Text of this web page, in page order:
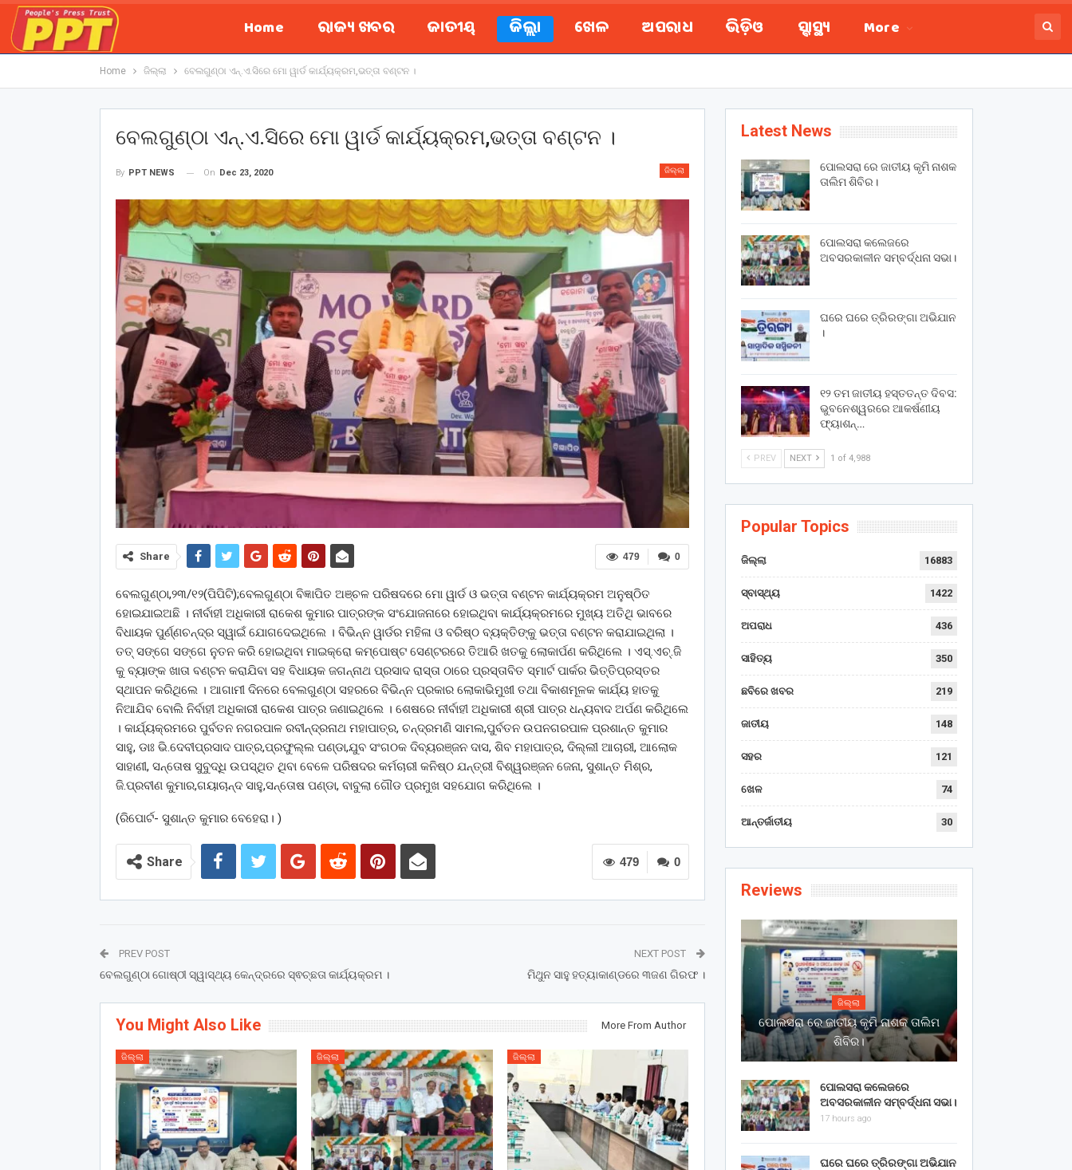
Home ରାଜ୍ୟ ଖବର ଜାତୀୟ ଜିଲ୍ଲା ଖେଳ ଅପରାଧ ଭିଡ଼ିଓ ସ୍ବାସ୍ଥ୍ୟ More
Home ଜିଲ୍ଲା ବେଲଗୁଣ୍ଠା ଏନ୍.ଏ.ସିରେ ମୋ ୱାର୍ଡ କାର୍ଯ୍ୟକ୍ରମ,ଭତ୍ତା ବଣ୍ଟନ ।
ବେଲଗୁଣ୍ଠା ଏନ୍.ଏ.ସିରେ ମୋ ୱାର୍ଡ କାର୍ଯ୍ୟକ୍ରମ,ଭତ୍ତା ବଣ୍ଟନ ।
ଜିଲ୍ଲା
By PPT NEWS On Dec 23, 2020
0
479
Share
ବେଲଗୁଣ୍ଠା,୨୩/୧୨(ପିପିଟି);ବେଲଗୁଣ୍ଠା ବିଜ୍ଞାପିତ ଅଞ୍ଚଳ ପରିଷଦରେ ମୋ ୱାର୍ଡ ଓ ଭତ୍ତା ବଣ୍ଟନ କାର୍ଯ୍ୟକ୍ରମ ଅନୁଷ୍ଠିତ
ହୋଇଯାଇଅଛି । ନୀର୍ବାହୀ ଅଧିକାରୀ ରାକେଶ କୁମାର ପାତ୍ରଙ୍କ ସଂଯୋଜନାରେ ହୋଇଥିବା କାର୍ଯ୍ୟକ୍ରମରେ ମୁଖ୍ୟ ଅତିଥି ଭାବରେ
ବିଧାୟକ ପୁର୍ଣ୍ଣଚନ୍ଦ୍ର ସ୍ୱାଇଁ ଯୋଗଦେଇଥିଲେ । ବିଭିନ୍ନ ୱାର୍ଡର ମହିଳା ଓ ବରିଷ୍ଠ ବ୍ୟକ୍ତିଙ୍କୁ ଭତ୍ତା ବଣ୍ଟନ କରାଯାଇଥିଲା ।
ତତ୍ ସଙ୍ଗେ ସଙ୍ଗେ ନୁତନ କରି ହୋଇଥିବା ମାଇକ୍ରୋ କମ୍ପୋଷ୍ଟ ସେଣ୍ଟରରେ ତିଆରି ଖତକୁ ଲୋକାର୍ପଣ କରିଥିଲେ । ଏସ୍.ଏଚ୍.ଜି
କୁ ବ୍ୟାଙ୍କ ଖାତା ବଣ୍ଟନ କରାଯିବା ସହ ବିଧାୟକ ଜଗନ୍ନାଥ ପ୍ରସାଦ ରାସ୍ତା ଠାରେ ପ୍ରସ୍ତାବିତ ସ୍ମାର୍ଟ ପାର୍କର ଭିତ୍ତିପ୍ରସ୍ତର
ସ୍ଥାପନ କରିଥିଲେ । ଆଗାମୀ ଦିନରେ ବେଲଗୁଣ୍ଠା ସହରରେ ବିଭିନ୍ନ ପ୍ରକାର ଲୋକାଭିମୁଖୀ ତଥା ବିକାଶମୂଳକ କାର୍ଯ୍ୟ ହାତକୁ
ନିଆଯିବ ବୋଲି ନିର୍ବାହୀ ଅଧିକାରୀ ରାକେଶ ପାତ୍ର ଜଣାଇଥିଲେ । ଶେଷରେ ନୀର୍ବାହୀ ଅଧିକାରୀ ଶ୍ରୀ ପାତ୍ର ଧନ୍ୟବାଦ ଅର୍ପଣ କରିଥିଲେ
। କାର୍ଯ୍ୟକ୍ରମରେ ପୁର୍ବତନ ନଗରପାଳ ରବୀନ୍ଦ୍ରନାଥ ମହାପାତ୍ର, ଚନ୍ଦ୍ରମଣି ସାମଲ,ପୁର୍ବତନ ଉପନଗରପାଳ ପ୍ରଶାନ୍ତ କୁମାର
ସାହୁ, ଡାଃ ଭି.ଦେବୀପ୍ରସାଦ ପାତ୍ର,ପ୍ରଫୁଲ୍ଲ ପଣ୍ଡା,ଯୁବ ସଂଗଠକ ଦିବ୍ୟରଞ୍ଜନ ଦାସ, ଶିବ ମହାପାତ୍ର, ଦିଲ୍ଲୀ ଆଚାରୀ, ଆଲୋକ
ସାହାଣୀ, ସନ୍ତୋଷ ସୁବୁଦ୍ଧି ଉପସ୍ଥିତ ଥିବା ବେଳେ ପରିଷଦର କର୍ମଚାରୀ କନିଷ୍ଠ ଯନ୍ତ୍ରୀ ବିଶ୍ୱରଞ୍ଜନ ଜେନା, ସୁଶାନ୍ତ ମିଶ୍ର,
ଜି.ପ୍ରବୀଣ କୁମାର,ଗୟାଚାନ୍ଦ ସାହୁ,ସନ୍ତୋଷ ପଣ୍ଡା, ବାବୁଲା ଗୌଡ ପ୍ରମୁଖ ସହଯୋଗ କରିଥିଲେ ।
(ରିପୋର୍ଟ- ସୁଶାନ୍ତ କୁମାର ବେହେରା। )
0
479
Share
PREV POST
ବେଲଗୁଣ୍ଠା ଗୋଷ୍ଠୀ ସ୍ୱାସ୍ଥ୍ୟ କେନ୍ଦ୍ରରେ ସ୍ଵଚ୍ଛତା କାର୍ଯ୍ୟକ୍ରମ ।
NEXT POST
ମିଥୁନ ସାହୁ ହତ୍ୟାକାଣ୍ଡରେ ୩ଜଣ ଗିରଫ ।
You Might Also Like More From Author
ଜିଲ୍ଲା ଜିଲ୍ଲା ଜିଲ୍ଲା
Latest News
ପୋଲସରା ରେ ଜାତୀୟ କୃମି ନାଶକ
ତାଲିମ ଶିବିର।
ପୋଲସରା କଲେଜରେ
ଅବସରକାଳୀନ ସମ୍ବର୍ଦ୍ଧନା ସଭା।
ଘରେ ଘରେ ତ୍ରିରଙ୍ଗା ଅଭିଯାନ
।
୧୨ ତମ ଜାତୀୟ ହସ୍ତତନ୍ତ ଦିବସ:
ଭୁବନେଶ୍ୱରରେ ଆକର୍ଷଣୀୟ
ଫ୍ୟାଶନ୍…
PREV NEXT 1 of 4,988
Popular Topics
ଜିଲ୍ଲା 16883
ସ୍ବାସ୍ଥ୍ୟ 1422
ଅପରାଧ 436
ସାହିତ୍ୟ 350
ଛବିରେ ଖବର 219
ଜାତୀୟ 148
ସହର 121
ଖେଳ 74
ଆନ୍ତର୍ଜାତୀୟ 30
Reviews
ଜିଲ୍ଲା
ପୋଲସରା ରେ ଜାତୀୟ କୃମି ନାଶକ ତାଲିମ
ଶିବିର।
ପୋଲସରା କଲେଜରେ
ଅବସରକାଳୀନ ସମ୍ବର୍ଦ୍ଧନା ସଭା।
17 hours ago
ଘରେ ଘରେ ତ୍ରିରଙ୍ଗା ଅଭିଯାନ